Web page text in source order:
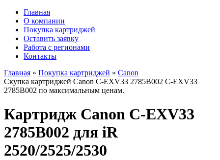
Главная
О компании
Покупка картриджей
Оставить заявку
Работа с регионами
Контакты
Главная » Покупка картриджей » Canon
Скупка картриджей Canon C-EXV33 2785B002 C-EXV33
2785B002 по максимальным ценам.
Картридж Canon C-EXV33
2785B002 для iR
2520/2525/2530